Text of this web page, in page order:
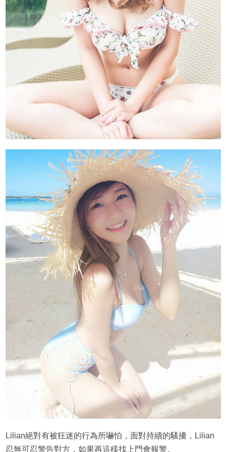
Lilian絕對有被狂迷的行為所嚇怕，面對持續的騷擾，Lilian
忍無可忍警告對方，如果再這樣找上門會報警。